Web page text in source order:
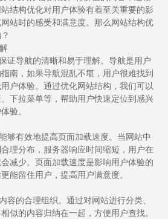
结构优化对用户体验有着至关重要的影
站时的感受和满意度。那么网站结构优
导航的清晰和易于理解。导航是用户
南，如果导航混乱不堪，用户很难找到
户体验。通过优化网站结构，我们可以
下拉菜单等，帮助用户快速定位到感兴
验。
有效地提高页面加载速度。当网站中
理分布，服务器响应时间缩短，用户在
减少。页面加载速度是影响用户体验的
能留住用户，提高用户满意度。
的合理组织。通过对网站进行分类、
似的内容归纳在一起，方便用户查找。